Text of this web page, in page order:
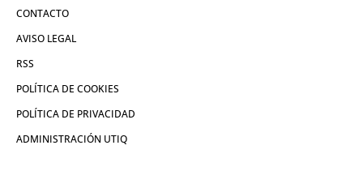
CONTACTO
AVISO LEGAL
RSS
POLÍTICA DE COOKIES
POLÍTICA DE PRIVACIDAD
ADMINISTRACIÓN UTIQ